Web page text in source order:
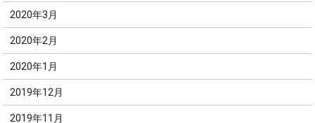
2020年3月
2020年2月
2020年1月
2019年12月
2019年11月